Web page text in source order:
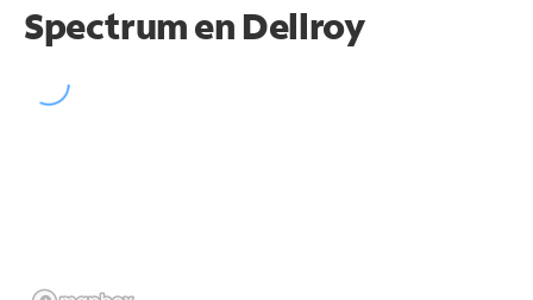
Spectrum en Dellroy